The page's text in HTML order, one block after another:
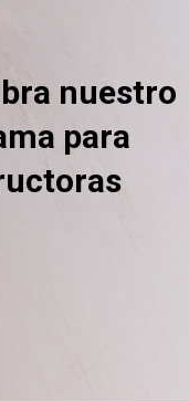
nuestro
para